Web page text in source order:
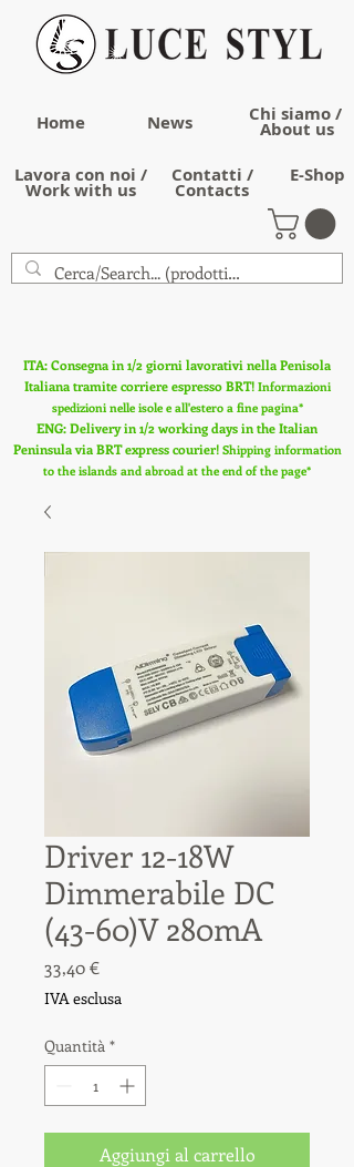
Home News Chi siamo /
About us
Lavora con noi /
Work with us
Contatti /
Contacts
E-Shop
ITA: Consegna in 1/2 giorni lavorativi nella Penisola
Italiana tramite corriere espresso BRT! Informazioni
spedizioni nelle isole e all'estero a fine pagina*
ENG: Delivery in 1/2 working days in the Italian
Peninsula via BRT express courier! Shipping information
to the islands and abroad at the end of the page*
Driver 12-18W
Dimmerabile DC
(43-60)V 280mA
33,40 €Prezzo
IVA esclusa
Quantità *
Aggiungi al carrello